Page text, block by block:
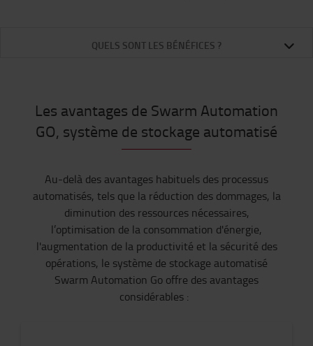
QUELS SONT LES BÉNÉFICES ?
Les avantages de Swarm Automation
GO, système de stockage automatisé
Au-delà des avantages habituels des processus
automatisés, tels que la réduction des dommages, la
diminution des ressources nécessaires,
l’optimisation de la consommation d'énergie,
l'augmentation de la productivité et la sécurité des
opérations, le système de stockage automatisé
Swarm Automation Go offre des avantages
considérables :